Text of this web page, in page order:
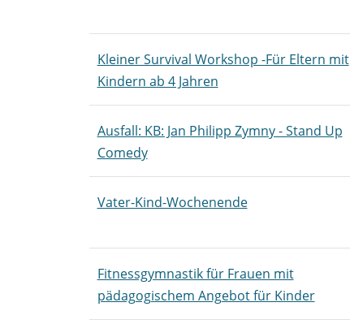
Kleiner Survival Workshop -Für Eltern mit
Kindern ab 4 Jahren
Ausfall: KB: Jan Philipp Zymny - Stand Up
Comedy
Vater-Kind-Wochenende
Fitnessgymnastik für Frauen mit
pädagogischem Angebot für Kinder